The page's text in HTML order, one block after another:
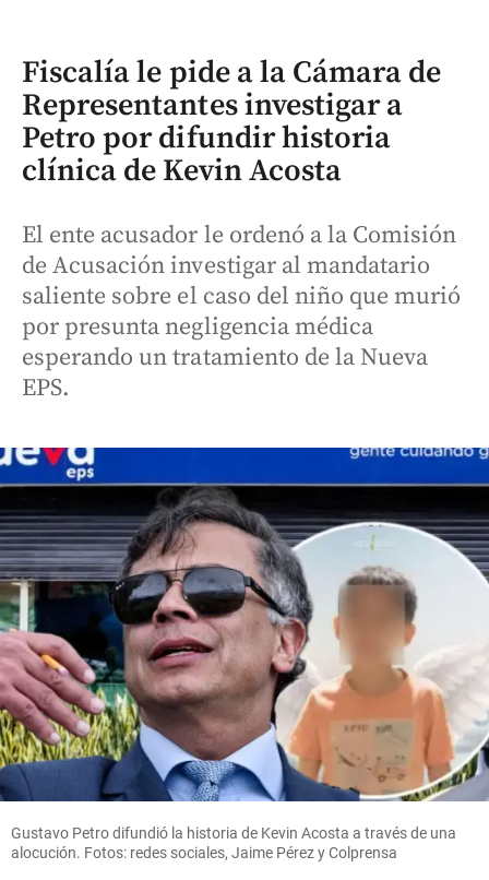
Fiscalía le pide a la Cámara de
Representantes investigar a
Petro por difundir historia
clínica de Kevin Acosta
El ente acusador le ordenó a la Comisión
de Acusación investigar al mandatario
saliente sobre el caso del niño que murió
por presunta negligencia médica
esperando un tratamiento de la Nueva
EPS.
Gustavo Petro difundió la historia de Kevin Acosta a través de una
alocución. Fotos: redes sociales, Jaime Pérez y Colprensa